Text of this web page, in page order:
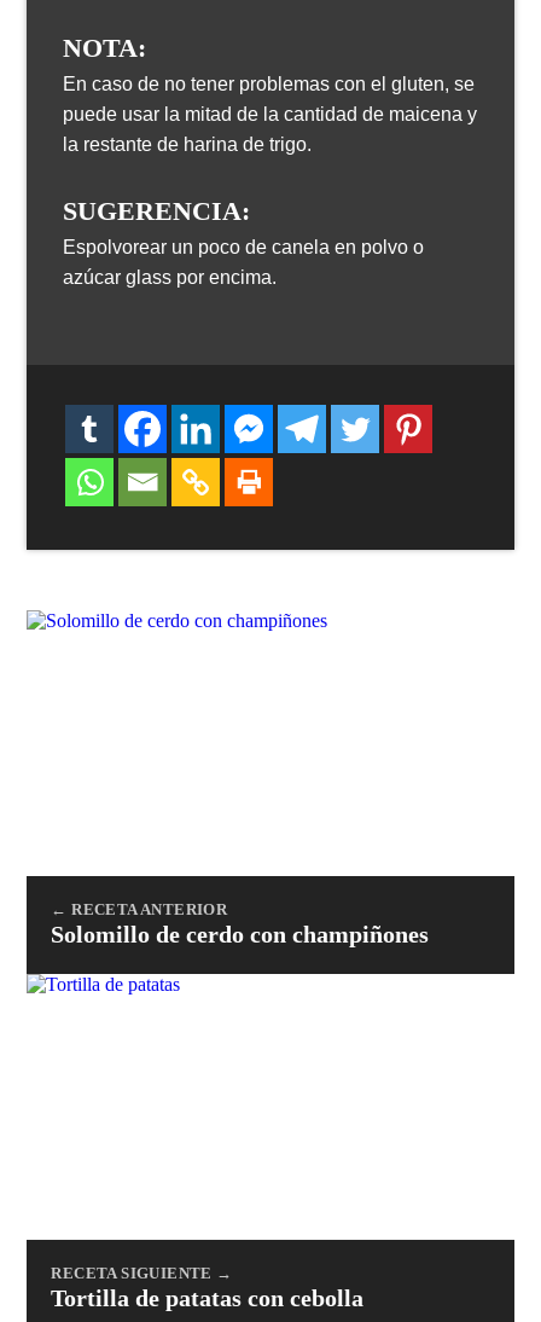
NOTA:
En caso de no tener problemas con el gluten, se
puede usar la mitad de la cantidad de maicena y
la restante de harina de trigo.
SUGERENCIA:
Espolvorear un poco de canela en polvo o
azúcar glass por encima.
← RECETA ANTERIOR
Solomillo de cerdo con champiñones
RECETA SIGUIENTE →
Tortilla de patatas con cebolla